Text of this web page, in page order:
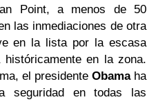
Point, a menos de 50
las inmediaciones de otra
en la lista por la escasa
en la zona.
el presidente Obamaha
seguridad en todas las